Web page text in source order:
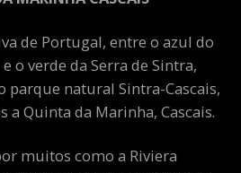
de Portugal, entre o azul do
o verde da Serra de Sintra,
parque natural Sintra-Cascais,
a Quinta da Marinha, Cascais.
muitos como a Riviera